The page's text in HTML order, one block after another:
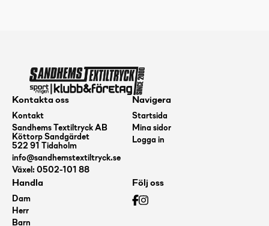
Kontakta oss
Kontakt
Sandhems Textiltryck AB
Köttorp Sandgärdet
522 91 Tidaholm
info@sandhemstextiltryck.se
Växel: 0502-101 88
Navigera
Startsida
Mina sidor
Logga in
Handla
Dam
Herr
Barn
Följ oss